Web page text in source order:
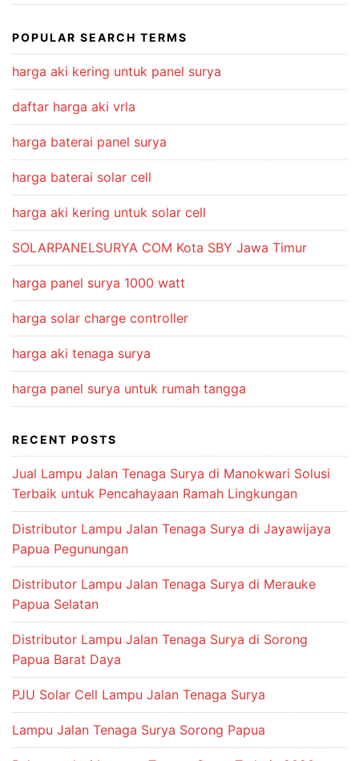
POPULAR SEARCH TERMS
harga aki kering untuk panel surya
daftar harga aki vrla
harga baterai panel surya
harga baterai solar cell
harga aki kering untuk solar cell
SOLARPANELSURYA COM Kota SBY Jawa Timur
harga panel surya 1000 watt
harga solar charge controller
harga aki tenaga surya
harga panel surya untuk rumah tangga
RECENT POSTS
Jual Lampu Jalan Tenaga Surya di Manokwari Solusi
Terbaik untuk Pencahayaan Ramah Lingkungan
Distributor Lampu Jalan Tenaga Surya di Jayawijaya
Papua Pegunungan
Distributor Lampu Jalan Tenaga Surya di Merauke
Papua Selatan
Distributor Lampu Jalan Tenaga Surya di Sorong
Papua Barat Daya
PJU Solar Cell Lampu Jalan Tenaga Surya
Lampu Jalan Tenaga Surya Sorong Papua